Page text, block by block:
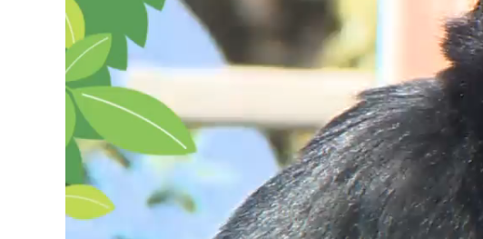
【変更点】
◆デザイン変更により、お住まいの地域
◆当社アプリやＰＣブラウザから、いつ
CCNetサービスエリア20市町の地域情報
【ご注意】
2024年9月24日からはご加入者様へのサー
『CCNet Web TV』を利用いただくには
CCNetサービスへの加入と『CCNetマイ
何卒、ご理解ご了承の程よろしくお願い